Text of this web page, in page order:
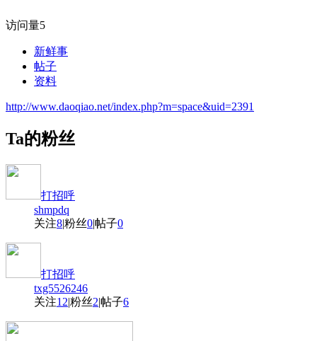
访问量5
新鲜事
帖子
资料
http://www.daoqiao.net/index.php?m=space&uid=2391
Ta的粉丝
打招呼
shmpdq
关注8|粉丝0|帖子0
打招呼
txg5526246
关注12|粉丝2|帖子6